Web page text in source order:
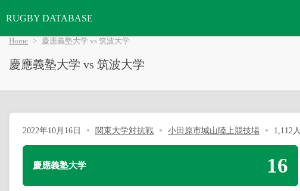
RUGBY DATABASE
Home 慶應義塾大学 vs 筑波大学
慶應義塾大学 vs 筑波大学
2022年10月16日 関東大学対抗戦 小田原市城山陸上競技場 1,112人
慶應義塾大学 16